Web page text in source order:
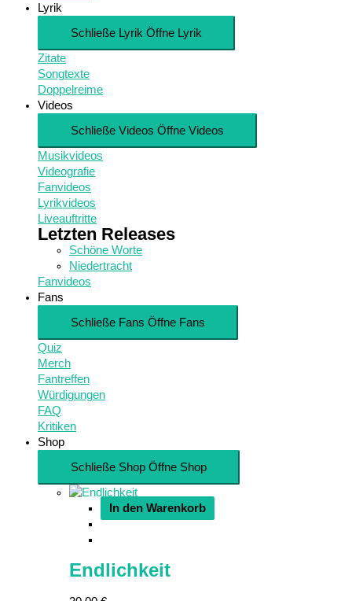
Lyrik
Schließe Lyrik Öffne Lyrik
Zitate
Songtexte
Doppelreime
Videos
Schließe Videos Öffne Videos
Musikvideos
Videografie
Fanvideos
Lyrikvideos
Liveauftritte
Letzten Releases
Schöne Worte
Niedertracht
Fanvideos
Fans
Schließe Fans Öffne Fans
Quiz
Merch
Fantreffen
Würdigungen
FAQ
Kritiken
Shop
Schließe Shop Öffne Shop
In den Warenkorb
Endlichkeit